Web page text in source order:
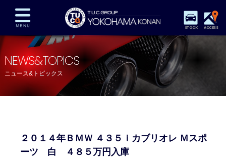
STOCK ACCESS
在庫車両情報 保証&サービス パーツリスト
TUCとは？ 店舗情報 アクセスマップ
全国納車 特別作業 注文販売
プライバシーポリシー スタッフblog
NEWS&TOPICS
ニュース&トピックス
２０１４年ＢＭＷ ４３５ｉカブリオレ Ｍスポ
ーツ 白 ４８５万円入庫